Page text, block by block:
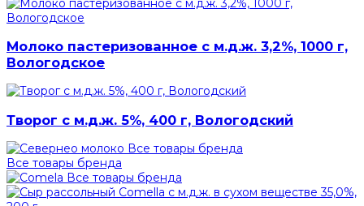
Молоко пастеризованное с м.д.ж. 3,2%, 1000 г,
Вологодское
Творог с м.д.ж. 5%, 400 г, Вологодский
Все товары бренда
Все товары бренда
Все товары бренда